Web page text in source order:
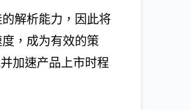
解析能力，因此将
，成为有效的策
加速产品上市时程